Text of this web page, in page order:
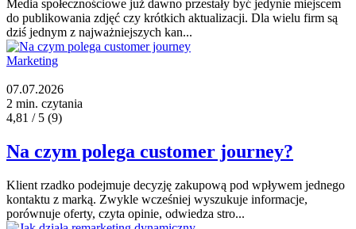
Media społecznościowe już dawno przestały być jedynie miejscem
do publikowania zdjęć czy krótkich aktualizacji. Dla wielu firm są
dziś jednym z najważniejszych kan...
Marketing
07.07.2026
2 min. czytania
4,81 / 5 (9)
Na czym polega customer journey?
Klient rzadko podejmuje decyzję zakupową pod wpływem jednego
kontaktu z marką. Zwykle wcześniej wyszukuje informacje,
porównuje oferty, czyta opinie, odwiedza stro...